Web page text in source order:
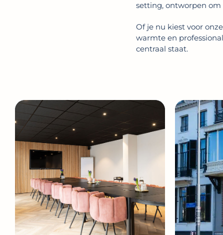
setting, ontworpen om
Of je nu kiest voor
warmte en
centraal staat.